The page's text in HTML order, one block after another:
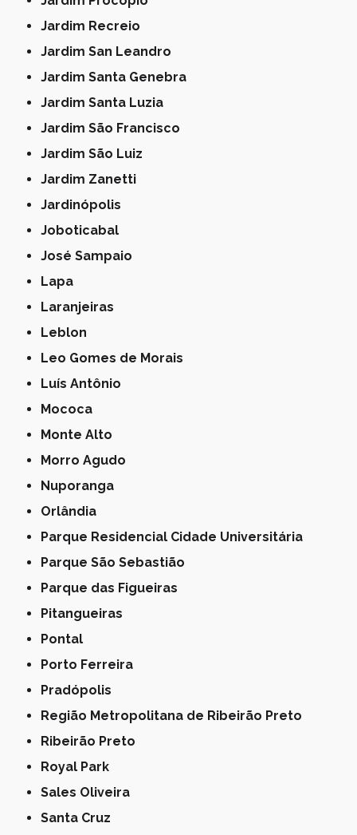
Jardim Recreio
Jardim San Leandro
Jardim Santa Genebra
Jardim Santa Luzia
Jardim São Francisco
Jardim São Luiz
Jardim Zanetti
Jardinópolis
Joboticabal
José Sampaio
Lapa
Laranjeiras
Leblon
Leo Gomes de Morais
Luís Antônio
Mococa
Monte Alto
Morro Agudo
Nuporanga
Orlândia
Parque Residencial Cidade Universitária
Parque São Sebastião
Parque das Figueiras
Pitangueiras
Pontal
Porto Ferreira
Pradópolis
Região Metropolitana de Ribeirão Preto
Ribeirão Preto
Royal Park
Sales Oliveira
Santa Cruz